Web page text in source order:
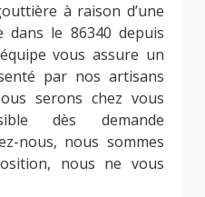
à raison d’une
le 86340 depuis
vous assure un
par nos artisans
serons chez vous
dès demande
nous, nous sommes
nous ne vous